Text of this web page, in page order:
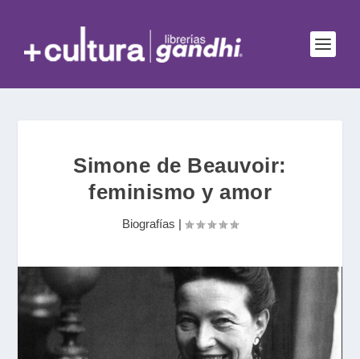
Simone de Beauvoir:
feminismo y amor
Biografías |